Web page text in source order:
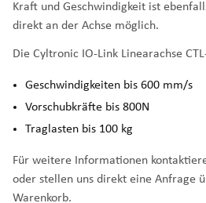
Kraft und Geschwindigkeit ist
direkt an der Achse möglich.
Die Cyltronic IO-Link Linearachse
Geschwindigkeiten bis 600 mm/s
Vorschubkräfte bis 800N
Traglasten bis 100 kg
Für weitere Informationen
oder stellen uns direkt eine Anfrage
Warenkorb.